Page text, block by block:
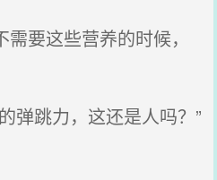
要这些营养的时候，
弹跳力，这还是人吗？”